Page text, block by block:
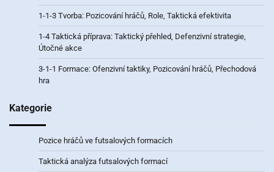
1-1-3 Tvorba: Pozicování hráčů, Role, Taktická efektivita
1-4 Taktická příprava: Taktický přehled, Defenzivní strategie,
Útočné akce
3-1-1 Formace: Ofenzivní taktiky, Pozicování hráčů, Přechodová
hra
Kategorie
Pozice hráčů ve futsalových formacích
Taktická analýza futsalových formací